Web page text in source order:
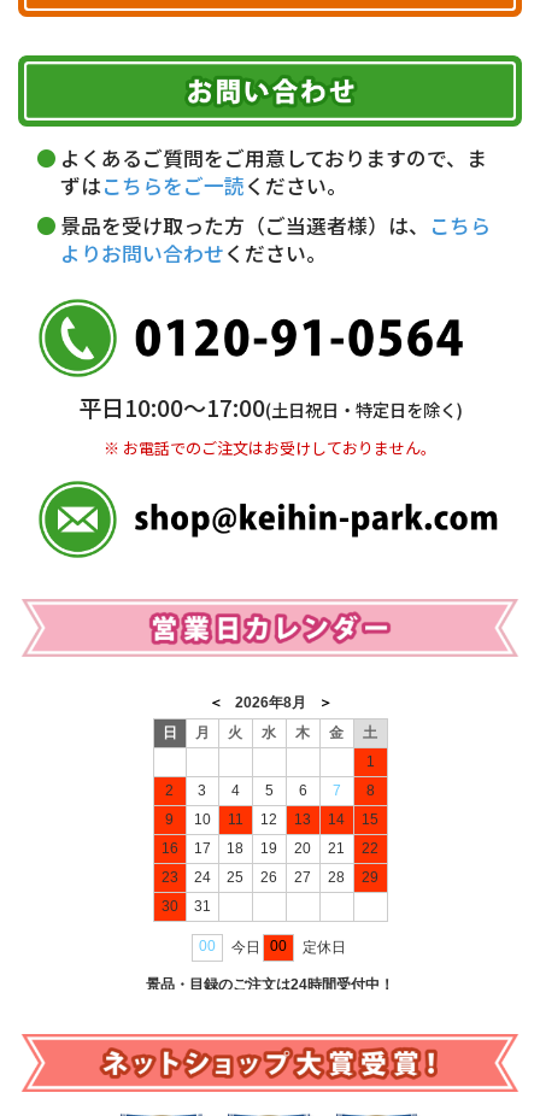
ヤマト運輸
お届け可能時間帯
午前中 14～16時
16～18時
18～20時
19～21時 指定なし
代金引換(現金のみ)
5,000円未満…330円(税込)
銀行振込(前払い)
普通 7263489
＜口座名＞ カ）ディースタイル
※ 振込み手数料お客様ご負担。
期限を含むルール（条件）や、お客様にご負担い
ただく費用がございます。
詳しくはこちら▶
よくあるご質問をご用意しておりますので、ま
ずはこちらをご一読ください。
景品を受け取った方（ご当選者様）は、
こちら
よりお問い合わせください。
平日10:00〜17:00(土日祝日・特定日を除く)
※ お電話でのご注文はお受けしておりません。